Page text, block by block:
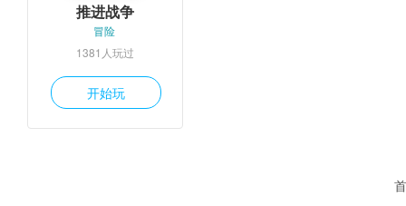
推进战争
冒险
1381人玩过
开始玩